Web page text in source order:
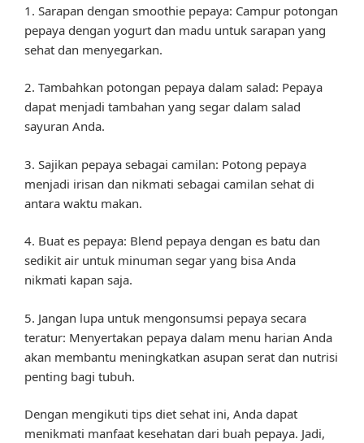
1. Sarapan dengan smoothie pepaya: Campur potongan
pepaya dengan yogurt dan madu untuk sarapan yang
sehat dan menyegarkan.
2. Tambahkan potongan pepaya dalam salad: Pepaya
dapat menjadi tambahan yang segar dalam salad
sayuran Anda.
3. Sajikan pepaya sebagai camilan: Potong pepaya
menjadi irisan dan nikmati sebagai camilan sehat di
antara waktu makan.
4. Buat es pepaya: Blend pepaya dengan es batu dan
sedikit air untuk minuman segar yang bisa Anda
nikmati kapan saja.
5. Jangan lupa untuk mengonsumsi pepaya secara
teratur: Menyertakan pepaya dalam menu harian Anda
akan membantu meningkatkan asupan serat dan nutrisi
penting bagi tubuh.
Dengan mengikuti tips diet sehat ini, Anda dapat
menikmati manfaat kesehatan dari buah pepaya. Jadi,